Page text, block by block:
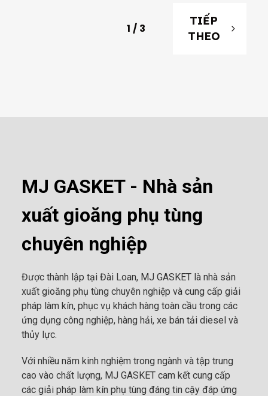
1 / 3
TIẾP
THEO
MJ GASKET - Nhà sản
xuất gioăng phụ tùng
chuyên nghiệp
Được thành lập tại Đài Loan, MJ GASKET là nhà sản
xuất gioăng phụ tùng chuyên nghiệp và cung cấp giải
pháp làm kín, phục vụ khách hàng toàn cầu trong các
ứng dụng công nghiệp, hàng hải, xe bán tải diesel và
thủy lực.
Với nhiều năm kinh nghiệm trong ngành và tập trung
cao vào chất lượng, MJ GASKET cam kết cung cấp
các giải pháp làm kín phụ tùng đáng tin cậy đáp ứng